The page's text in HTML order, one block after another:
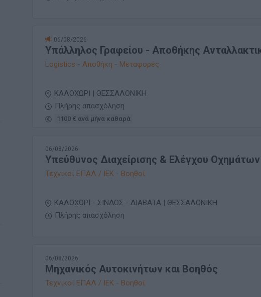
06/08/2026
Υπάλληλος Γραφείου - Αποθήκης
Logistics - Αποθήκη - Μεταφορές
ΚΑΛΟΧΩΡΙ | ΘΕΣΣΑΛΟΝΙΚΗ
Πλήρης απασχόληση
1100 € ανά μήνα καθαρά
06/08/2026
Υπεύθυνος Διαχείρισης & Ελέγχου Οχημάτων
Τεχνικοί ΕΠΑΛ / ΙΕΚ - Βοηθοί
ΚΑΛΟΧΩΡΙ - ΣΙΝΔΟΣ - ΔΙΑΒΑΤΑ | ΘΕΣΣΑΛΟΝΙΚΗ
Πλήρης απασχόληση
06/08/2026
Μηχανικός Αυτοκινήτων και Βοηθός
Τεχνικοί ΕΠΑΛ / ΙΕΚ - Βοηθοί